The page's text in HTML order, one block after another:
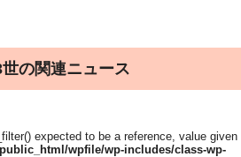
の関連ニュース
expected to be a reference, value given
wpfile/wp-includes/class-wp-